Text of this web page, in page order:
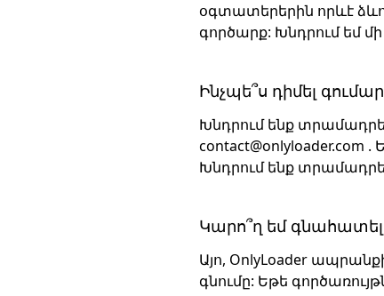
օգտատերերին որևէ
գործարք: Խնդրում եմ
Ինչպե՞ս դիմել
Խնդրում ենք
contact@onlyloader.com .
Խնդրում ենք
Կարո՞ղ եմ
Այո, OnlyLoader
գնումը: Եթե